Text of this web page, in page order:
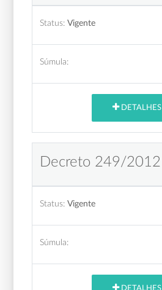
Status: Vigente
Súmula:
DETALHES
Decreto 249/2012
Status: Vigente
Súmula: